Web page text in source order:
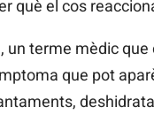
què el cos
, un terme mèdic
que pot